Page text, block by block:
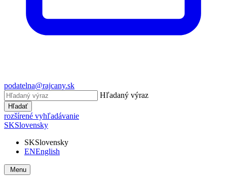
podatelna@rajcany.sk
Hľadaný výraz
Hľadať
rozšírené vyhľadávanie
SKSlovensky
SKSlovensky
ENEnglish
Menu